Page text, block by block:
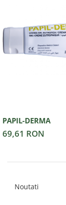
PAPIL-DERMA
69,61 RON
Noutati